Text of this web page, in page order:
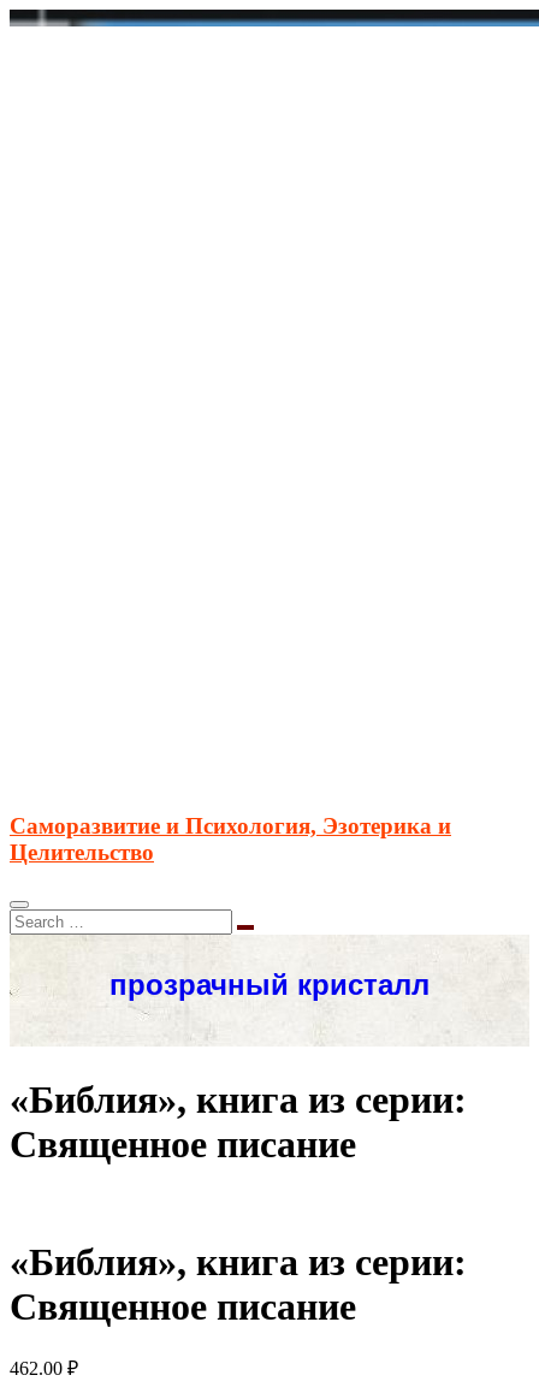
Саморазвитие и Психология, Эзотерика и
Целительство
«Библия», книга из серии:
Священное писание
«Библия», книга из серии:
Священное писание
462.00 ₽